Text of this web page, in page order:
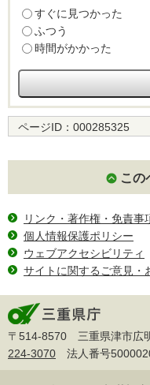
すぐに見つかった
ふつう
時間がかかった
ページID： 000285325
この
リンク・著作権・免責事
個人情報保護ポリシー
ウェブアクセシビリティ
サイトに関するご意見・
〒514-8570 三重県津市広
224-3070 法人番号